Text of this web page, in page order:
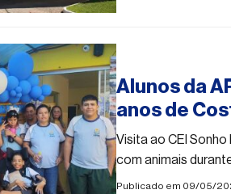
Alunos da
anos de
Visita ao CEI
com animais
Publicado em 09/05/